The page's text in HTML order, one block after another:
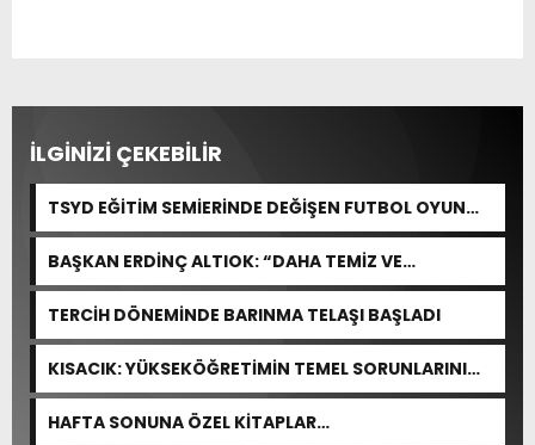
İLGİNİZİ ÇEKEBİLİR
TSYD EĞİTİM SEMİERİNDE DEĞİŞEN FUTBOL OYUN
KURALLARI ANLATILDI
BAŞKAN ERDİNÇ ALTIOK: “DAHA TEMİZ VE
YAŞANABİLİR BİR YUMURTALIK İÇİN ÇALIŞIYORUZ”
TERCİH DÖNEMİNDE BARINMA TELAŞI BAŞLADI
KISACIK: YÜKSEKÖĞRETİMİN TEMEL SORUNLARINI
ÇÖZEN BİR DÜZENLEME YOK
HAFTA SONUNA ÖZEL KİTAPLAR…